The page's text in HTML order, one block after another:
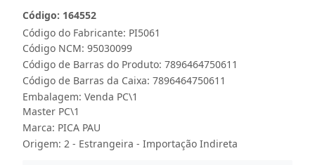
Código do Fabricante: PI5061
Código: 164552
Código NCM: 95030099
Código de Barras do Produto: 7896464750611
Código de Barras da Caixa: 7896464750611
Embalagem: Venda PC\1
Master PC\1
Marca: PICA PAU
Origem: 2 - Estrangeira - Importação Indireta